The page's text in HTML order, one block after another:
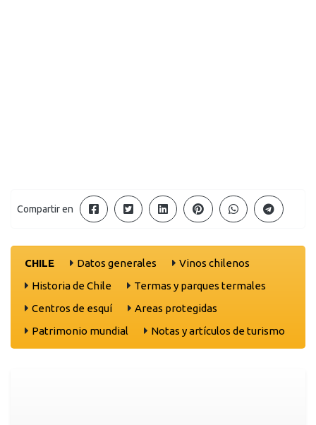
Compartir en
CHILE Datos generales
Vinos chilenos
Historia de Chile
Termas y parques termales
Centros de esquí
Areas protegidas
Patrimonio mundial
Notas y artículos de turismo